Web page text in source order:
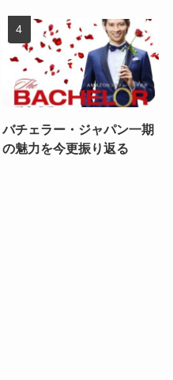
バチェラー・ジャパン一期
の魅力を今更振り返る